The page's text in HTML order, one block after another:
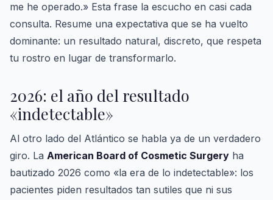
me he operado.» Esta frase la escucho en casi cada
consulta. Resume una expectativa que se ha vuelto
dominante: un resultado natural, discreto, que respeta
tu rostro en lugar de transformarlo.
2026: el año del resultado
«indetectable»
Al otro lado del Atlántico se habla ya de un verdadero
giro. La American Board of Cosmetic Surgery ha
bautizado 2026 como «la era de lo indetectable»: los
pacientes piden resultados tan sutiles que ni sus